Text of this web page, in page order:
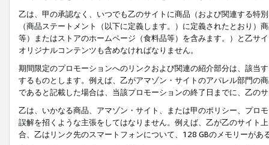
乙は、甲の承認なく、いつでも乙のサイトに商品（および関連する特
（商品ステートメント（以下に定義します。）に定義されたとおり
等）またはストアのホームページ（食料品等）を含みます。）と乙サ
オリジナルコンテンツも含めなければなりません。
期間限定のプロモーションへのリンクおよび関連の紹介部分は、該当
するものとします。例えば、乙がアマゾン・サイトのアパレル部門の
であると記載した場合は、当該プロモーションの終了日までに、乙の
乙は、いかなる商品、アマゾン・サイト、または甲のポリシー、プロ
誤解を招くような主張をしてはなりません。例えば、乙が乙のサイト
合、乙はリンク先のスマートフォンについて、128 GBのメモリーがあ